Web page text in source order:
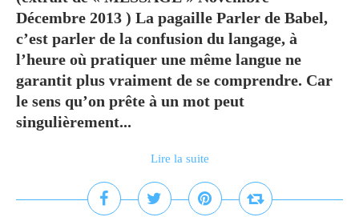
Décembre 2013 ) La pagaille Parler de Babel,
c’est parler de la confusion du langage, à
l’heure où pratiquer une même langue ne
garantit plus vraiment de se comprendre. Car
le sens qu’on prête à un mot peut
singulièrement...
Lire la suite